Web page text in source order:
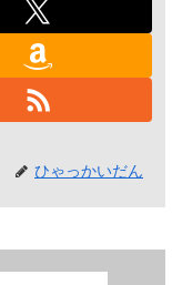
ひゃっかいだん